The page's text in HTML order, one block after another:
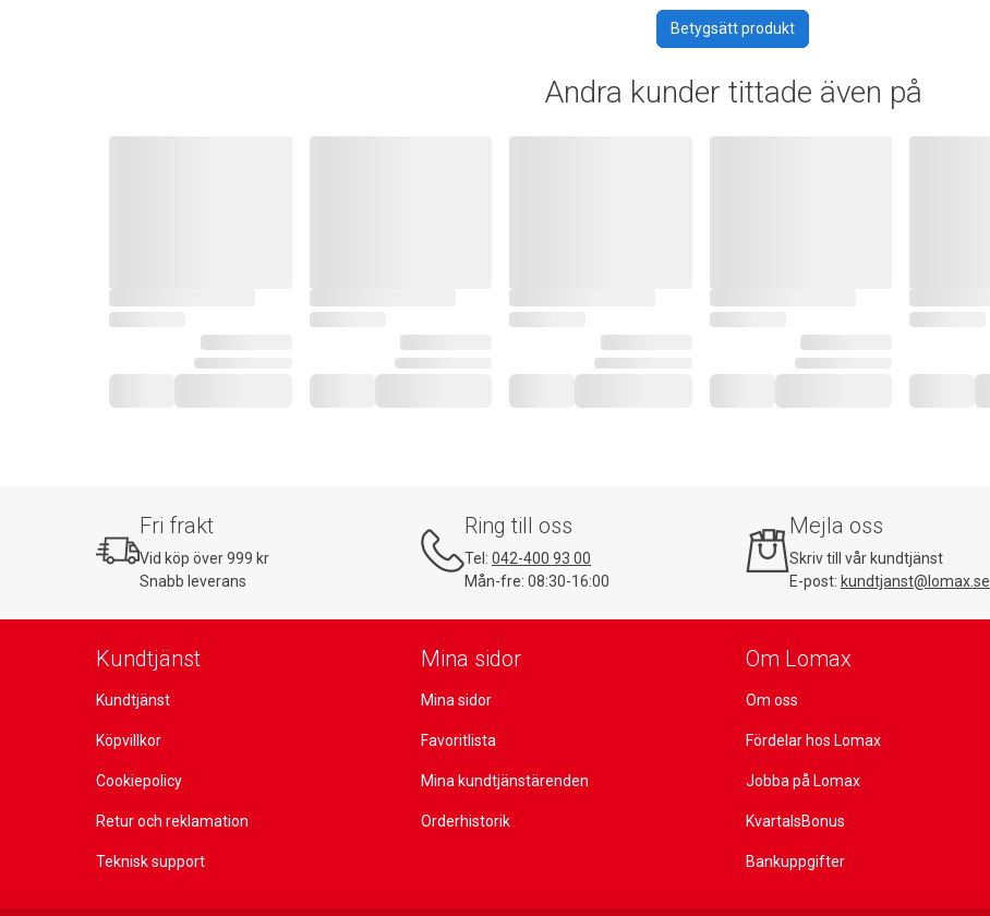
Betygsätt produkt
Andra kunder tittade även på
Fri frakt
Vid köp över 999 kr
Snabb leverans
Ring till oss
Tel: 042-400 93 00
Mån-fre: 08:30-16:00
Mejla oss
Skriv till vår kundtjänst
E-post: kundtjanst@lomax.se
Kundtjänst
Kundtjänst
Köpvillkor
Cookiepolicy
Retur och reklamation
Teknisk support
Mina sidor
Mina sidor
Favoritlista
Mina kundtjänstärenden
Orderhistorik
Om Lomax
Om oss
Fördelar hos Lomax
Jobba på Lomax
KvartalsBonus
Bankuppgifter